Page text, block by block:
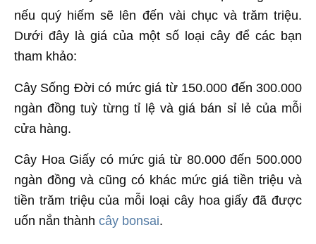
nếu quý hiếm sẽ lên đến vài chục và trăm triệu.
Dưới đây là giá của một số loại cây để các bạn
tham khảo:
Cây Sống Đời có mức giá từ 150.000 đến 300.000
ngàn đồng tuỳ từng tỉ lệ và giá bán sỉ lẻ của mỗi
cửa hàng.
Cây Hoa Giấy có mức giá từ 80.000 đến 500.000
ngàn đồng và cũng có khác mức giá tiền triệu và
tiền trăm triệu của mỗi loại cây hoa giấy đã được
uốn nắn thành cây bonsai.